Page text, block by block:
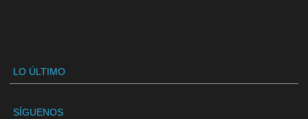
LO ÚLTIMO
SÍGUENOS